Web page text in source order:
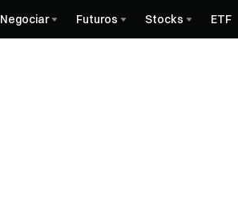
Negociar Futuros Stocks ETF